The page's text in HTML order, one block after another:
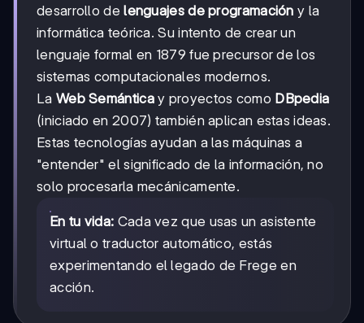
desarrollo delenguajes de programación y la
informática teórica. Su intento de crear un
lenguaje formal en 1879 fue precursor de los
sistemas computacionales modernos.
La Web Semánticay proyectos como DBpedia
(iniciado en 2007) también aplican estas ideas.
Estas tecnologías ayudan a las máquinas a
"entender" el significado de la información, no
solo procesarla mecánicamente.
En tu vida: Cada vez que usas un asistente
virtual o traductor automático, estás
experimentando el legado de Frege en
acción.